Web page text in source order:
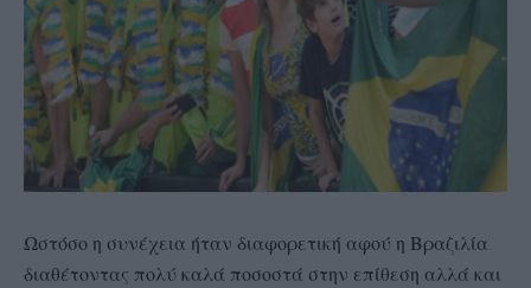
Ωστόσο η συνέχεια ήταν διαφορετική αφού η Βραζιλία
διαθέτοντας πολύ καλά ποσοστά στην επίθεση αλλά και